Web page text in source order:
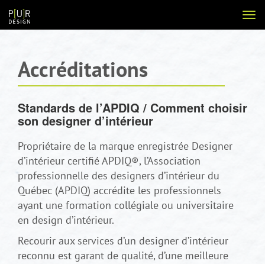
contenu
Accréditations
Standards de l’APDIQ / Comment choisir
son designer d’intérieur
Propriétaire de la marque enregistrée Designer
d’intérieur certifié APDIQ®, l’Association
professionnelle des designers d’intérieur du
Québec (APDIQ) accrédite les professionnels
ayant une formation collégiale ou universitaire
en design d’intérieur.
Recourir aux services d’un designer d’intérieur
reconnu est garant de qualité, d’une meilleure
Voir